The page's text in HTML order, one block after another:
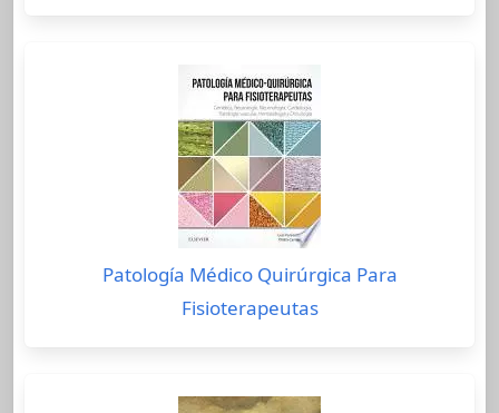
Patología Médico Quirúrgica Para
Fisioterapeutas